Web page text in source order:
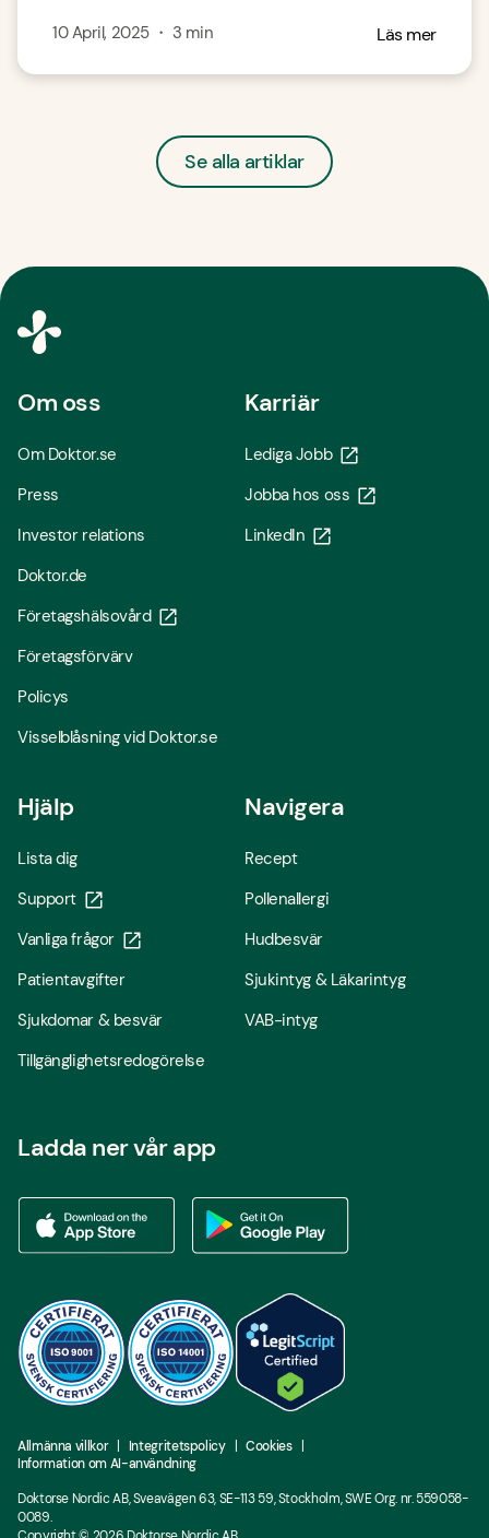
10 April, 2025・ 3 min Läs mer
Se alla artiklar
Om oss
Om Doktor.se
Press
Investor relations
Doktor.de
Företagshälsovård
Företagsförvärv
Policys
Visselblåsning vid Doktor.se
Karriär
Lediga Jobb
Jobba hos oss
LinkedIn
Hjälp
Lista dig
Support
Vanliga frågor
Patientavgifter
Sjukdomar & besvär
Tillgänglighetsredogörelse
Navigera
Recept
Pollenallergi
Hudbesvär
Sjukintyg & Läkarintyg
VAB-intyg
Ladda ner vår app
Allmänna villkor Integritetspolicy
Cookies
Information om AI-användning
Doktorse Nordic AB, Sveavägen 63, SE-113 59, Stockholm, SWE Org. nr. 559058-
0089.